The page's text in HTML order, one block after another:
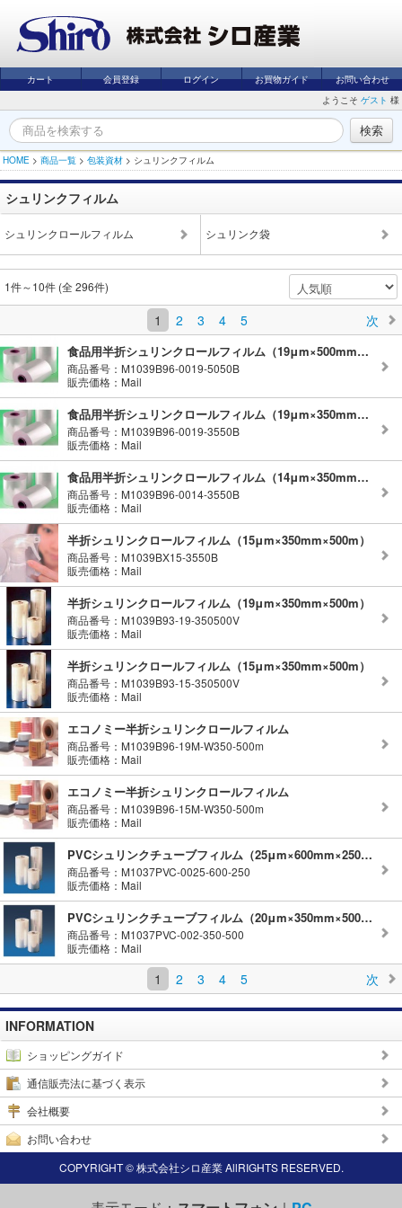
カート 会員登録 ログイン お買物ガイド
お問い合わせ
ようこそ ゲスト 様
HOME > 商品一覧 > 包装資材 > シュリンクフィルム
シュリンクフィルム
シュリンクロールフィルム シュリンク袋
1件～10件 (全 296件)
1 2 3 4 5 次
食品用半折シュリンクロールフィルム（19μm×500mm×500m）
商品番号：M1039B96-0019-5050B
販売価格：Mail
食品用半折シュリンクロールフィルム（19μm×350mm×500m）
商品番号：M1039B96-0019-3550B
販売価格：Mail
食品用半折シュリンクロールフィルム（14μm×350mm×500m）
商品番号：M1039B96-0014-3550B
販売価格：Mail
半折シュリンクロールフィルム（15μm×350mm×500m）
商品番号：M1039BX15-3550B
販売価格：Mail
半折シュリンクロールフィルム（19μm×350mm×500m）
商品番号：M1039B93-19-350500V
販売価格：Mail
半折シュリンクロールフィルム（15μm×350mm×500m）
商品番号：M1039B93-15-350500V
販売価格：Mail
エコノミー半折シュリンクロールフィルム
商品番号：M1039B96-19M-W350-500m
販売価格：Mail
エコノミー半折シュリンクロールフィルム
商品番号：M1039B96-15M-W350-500m
販売価格：Mail
PVCシュリンクチューブフィルム（25μm×600mm×250ｍ）
商品番号：M1037PVC-0025-600-250
販売価格：Mail
PVCシュリンクチューブフィルム（20μm×350mm×500ｍ）
商品番号：M1037PVC-002-350-500
販売価格：Mail
1 2 3 4 5 次
INFORMATION
ショッピングガイド
通信販売法に基づく表示
会社概要
お問い合わせ
COPYRIGHT © 株式会社シロ産業 AllRIGHTS RESERVED.